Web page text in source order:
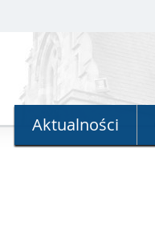
Aktualności